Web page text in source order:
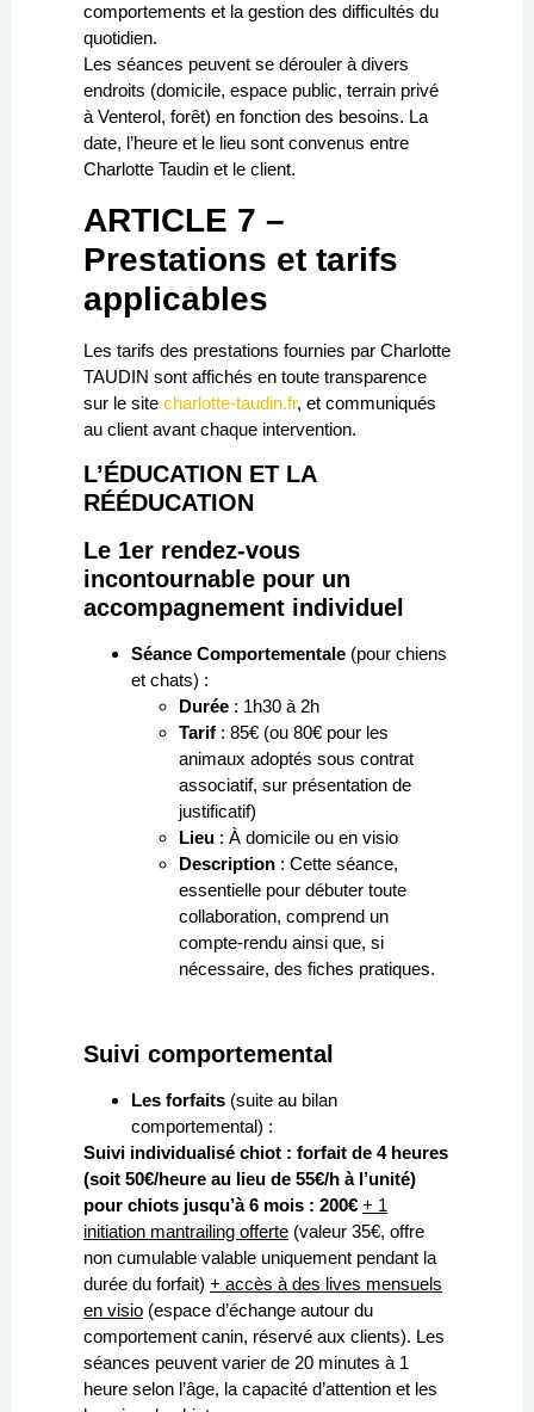
comportements et la gestion des difficultés du
quotidien.
Les séances peuvent se dérouler à divers
endroits (domicile, espace public, terrain privé
à Venterol, forêt) en fonction des besoins. La
date, l’heure et le lieu sont convenus entre
Charlotte Taudin et le client.
ARTICLE 7 –
Prestations et tarifs
applicables
Les tarifs des prestations fournies par Charlotte
TAUDIN sont affichés en toute transparence
sur le site charlotte-taudin.fr, et communiqués
au client avant chaque intervention.
L’ÉDUCATION ET LA
RÉÉDUCATION
Le 1er rendez-vous
incontournable pour un
accompagnement individuel
Séance Comportementale (pour chiens
et chats) :
Durée : 1h30 à 2h
Tarif : 85€ (ou 80€ pour les
animaux adoptés sous contrat
associatif, sur présentation de
justificatif)
Lieu : À domicile ou en visio
Description : Cette séance,
essentielle pour débuter toute
collaboration, comprend un
compte-rendu ainsi que, si
nécessaire, des fiches pratiques.
Suivi comportemental
Les forfaits (suite au bilan
comportemental) :
Suivi individualisé chiot : forfait de 4 heures
(soit 50€/heure au lieu de 55€/h à l’unité)
pour chiots jusqu’à 6 mois : 200€ + 1
initiation mantrailing offerte (valeur 35€, offre
non cumulable valable uniquement pendant la
durée du forfait) + accès à des lives mensuels
en visio (espace d’échange autour du
comportement canin, réservé aux clients). Les
séances peuvent varier de 20 minutes à 1
heure selon l’âge, la capacité d’attention et les